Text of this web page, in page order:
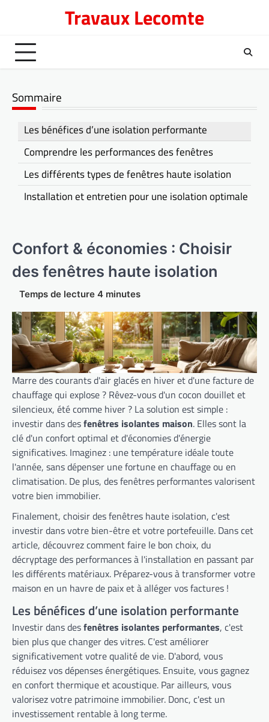
Travaux Lecomte
Confort & économies : Choisir
des fenêtres haute isolation
Marre des courants d'air glacés en hiver et d'une facture de
chauffage qui explose ? Rêvez-vous d'un cocon douillet et
silencieux, été comme hiver ? La solution est simple :
investir dans desfenêtres isolantes maison. Elles sont la
clé d'un confort optimal et d'économies d'énergie
significatives. Imaginez : une température idéale toute
l'année, sans dépenser une fortune en chauffage ou en
climatisation. De plus, des fenêtres performantes valorisent
votre bien immobilier.
Finalement, choisir des fenêtres haute isolation, c'est
investir dans votre bien-être et votre portefeuille. Dans cet
article, découvrez comment faire le bon choix, du
décryptage des performances à l'installation en passant par
les différents matériaux. Préparez-vous à transformer votre
maison en un havre de paix et à alléger vos factures !
Les bénéfices d’une isolation performante
Investir dans desfenêtres isolantes performantes, c'est
bien plus que changer des vitres. C'est améliorer
significativement votre qualité de vie. D'abord, vous
réduisez vos dépenses énergétiques. Ensuite, vous gagnez
en confort thermique et acoustique. Par ailleurs, vous
valorisez votre patrimoine immobilier. Donc, c'est un
investissement rentable à long terme.
Sommaire
Les bénéfices d’une isolation performante
Comprendre les performances des fenêtres
Les différents types de fenêtres haute isolation
Installation et entretien pour une isolation optimale